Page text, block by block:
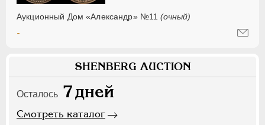
Аукционный Дом «Александр» №11(очный)
-
SHENBERG AUCTION
Осталось 7дней
Смотреть каталог